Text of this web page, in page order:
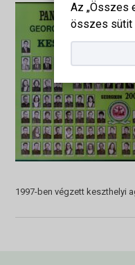
Az „Összes
összes sütit
1997-ben végzett keszthelyi